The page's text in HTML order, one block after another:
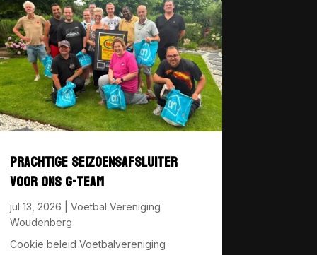
PRACHTIGE SEIZOENSAFSLUITER
VOOR ONS G-TEAM
jul 13, 2026
Voetbal Vereniging
Woudenberg
Cookie beleid Voetbalvereniging